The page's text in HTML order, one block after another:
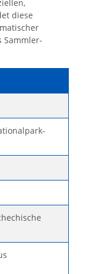
diese
Sammler-